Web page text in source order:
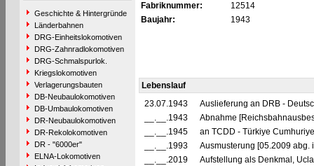
Geschichte & Hintergründe
Länderbahnen
DRG-Einheitslokomotiven
DRG-Zahnradlokomotiven
DRG-Schmalspurlok.
Kriegslokomotiven
Verlagerungsbauten
DB-Neubaulokomotiven
DB-Umbaulokomotiven
DR-Neubaulokomotiven
DR-Rekolokomotiven
DR - "6000er"
ELNA-Lokomotiven
Fabriknummer:
12514
Baujahr:
1943
Lebenslauf
23.07.1943
Auslieferung an DRB -
__.__.1943
Abnahme
__.__.1945
an TCDD - Türkiye
__.__.1993
Ausmusterung [05.2009 abg.
__.__.2019
Aufstellung als Denkmal,